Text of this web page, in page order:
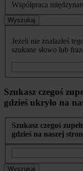
Współpraca
Wyszukaj
Jeżeli nie znalazłeś
szukane słowo lub
Szukasz czegoś
gdzieś ukryło na
Szukasz czegoś
gdzieś na naszej
Wyszukaj